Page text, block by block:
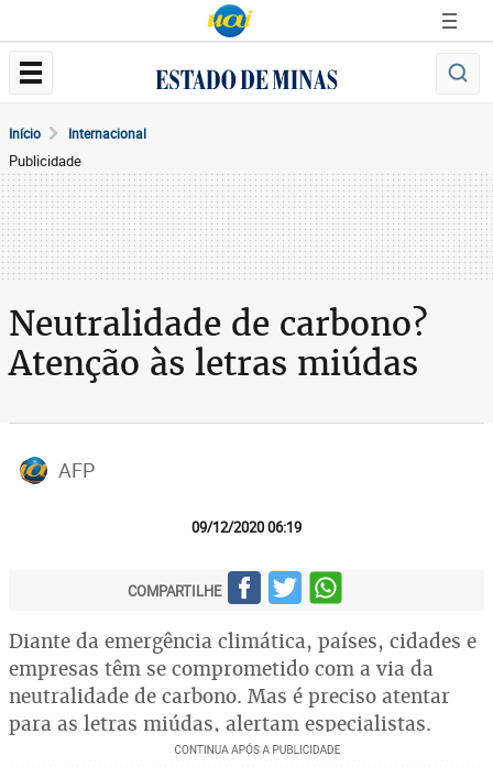
Início Internacional
Publicidade
Neutralidade de carbono?
Atenção às letras miúdas
AFP
09/12/2020 06:19
COMPARTILHE
Diante da emergência climática, países, cidades e
empresas têm se comprometido com a via da
neutralidade de carbono. Mas é preciso atentar
para as letras miúdas, alertam especialistas.